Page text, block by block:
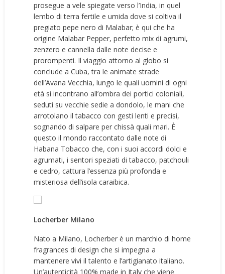
prosegue a vele spiegate verso l’India, in quel
lembo di terra fertile e umida dove si coltiva il
pregiato pepe nero di Malabar; è qui che ha
origine Malabar Pepper, perfetto mix di agrumi,
zenzero e cannella dalle note decise e
prorompenti. Il viaggio attorno al globo si
conclude a Cuba, tra le animate strade
dell’Avana Vecchia, lungo le quali uomini di ogni
età si incontrano all’ombra dei portici coloniali,
seduti su vecchie sedie a dondolo, le mani che
arrotolano il tabacco con gesti lenti e precisi,
sognando di salpare per chissà quali mari. È
questo il mondo raccontato dalle note di
Habana Tobacco che, con i suoi accordi dolci e
agrumati, i sentori speziati di tabacco, patchouli
e cedro, cattura l’essenza più profonda e
misteriosa dell’isola caraibica.
Locherber Milano
Nato a Milano, Locherber è un marchio di home
fragrances di design che si impegna a
mantenere vivi il talento e l’artigianato italiano.
Un’autenticità 100% made in Italy che viene